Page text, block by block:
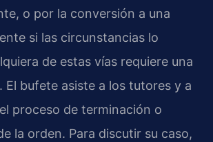
o por la conversión a una
si las circunstancias lo
de estas vías requiere una
El bufete asiste a los tutores y a
proceso de terminación o
la orden. Para discutir su caso,